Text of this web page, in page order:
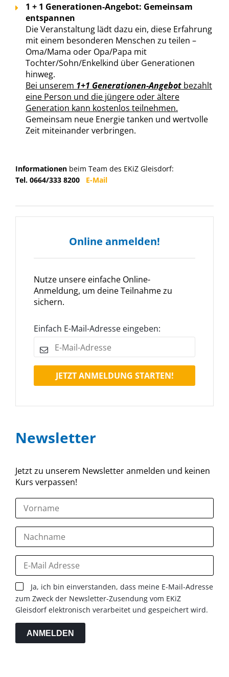
Newsletter
Jetzt zu unserem Newsletter anmelden und keinen
Kurs verpassen!
Ja, ich bin einverstanden, dass meine E-Mail-Adresse
zum Zweck der Newsletter-Zusendung vom EKiZ
Gleisdorf elektronisch verarbeitet und gespeichert wird.
ANMELDEN
1 + 1 Generationen-Angebot: Gemeinsam
entspannen
Die Veranstaltung lädt dazu ein, diese Erfahrung
mit einem besonderen Menschen zu teilen –
Oma/Mama oder Opa/Papa mit
Tochter/Sohn/Enkelkind über Generationen
hinweg.
Bei unserem 1+1 Generationen-Angebot bezahlt
eine Person und die jüngere oder ältere
Generation kann kostenlos teilnehmen.
Gemeinsam neue Energie tanken und wertvolle
Zeit miteinander verbringen.
Informationen beim Team des EKiZ Gleisdorf:
Tel. 0664/333 8200 E-Mail
Online anmelden!
Nutze unsere einfache Online-
Anmeldung, um deine Teilnahme zu
sichern.
Einfach E-Mail-Adresse eingeben:
JETZT ANMELDUNG STARTEN!